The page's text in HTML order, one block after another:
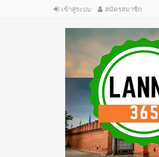
เข้าสู่ระบบ สมัครสมาชิก